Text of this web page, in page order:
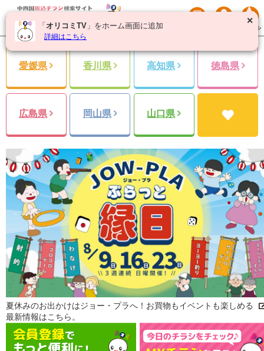
愛媛県 香川県 高知県 徳島県
広島県 岡山県 山口県
夏休みのお出かけはジョー・プラへ！お買物もイベントも楽しめる
最新情報はこちら。
✕
「 オリコミTV 」をホーム画面に追加
詳細はこちら